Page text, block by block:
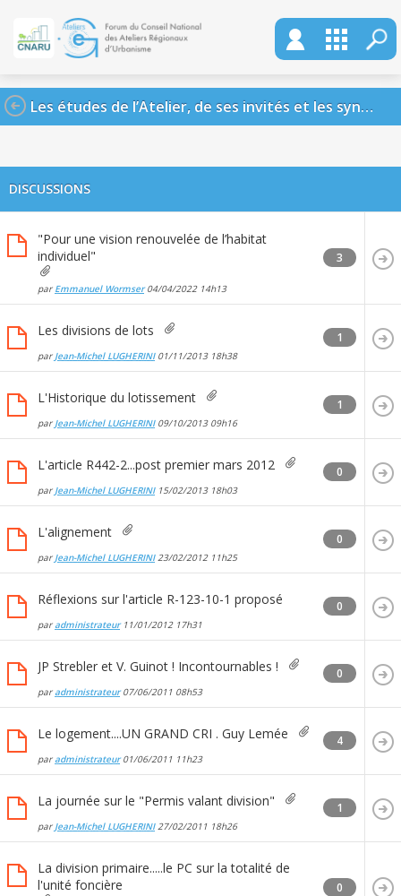
Les études de l’Atelier, de ses invités et les synthèses des principaux fils
DISCUSSIONS
"Pour une vision renouvelée de l’habitat
individuel"
par Emmanuel Wormser04/04/2022 14h13
3
Les divisions de lots
par Jean-Michel LUGHERINI01/11/2013 18h38
1
L'Historique du lotissement
par Jean-Michel LUGHERINI09/10/2013 09h16
1
L'article R442-2...post premier mars 2012
par Jean-Michel LUGHERINI15/02/2013 18h03
0
L'alignement
par Jean-Michel LUGHERINI23/02/2012 11h25
0
Réflexions sur l'article R-123-10-1 proposé
paradministrateur11/01/2012 17h31
0
JP Strebler et V. Guinot ! Incontournables !
paradministrateur07/06/2011 08h53
0
Le logement....UN GRAND CRI . Guy Lemée
paradministrateur01/06/2011 11h23
4
La journée sur le "Permis valant division"
par Jean-Michel LUGHERINI27/02/2011 18h26
1
La division primaire.....le PC sur la totalité de
l'unité foncière
0